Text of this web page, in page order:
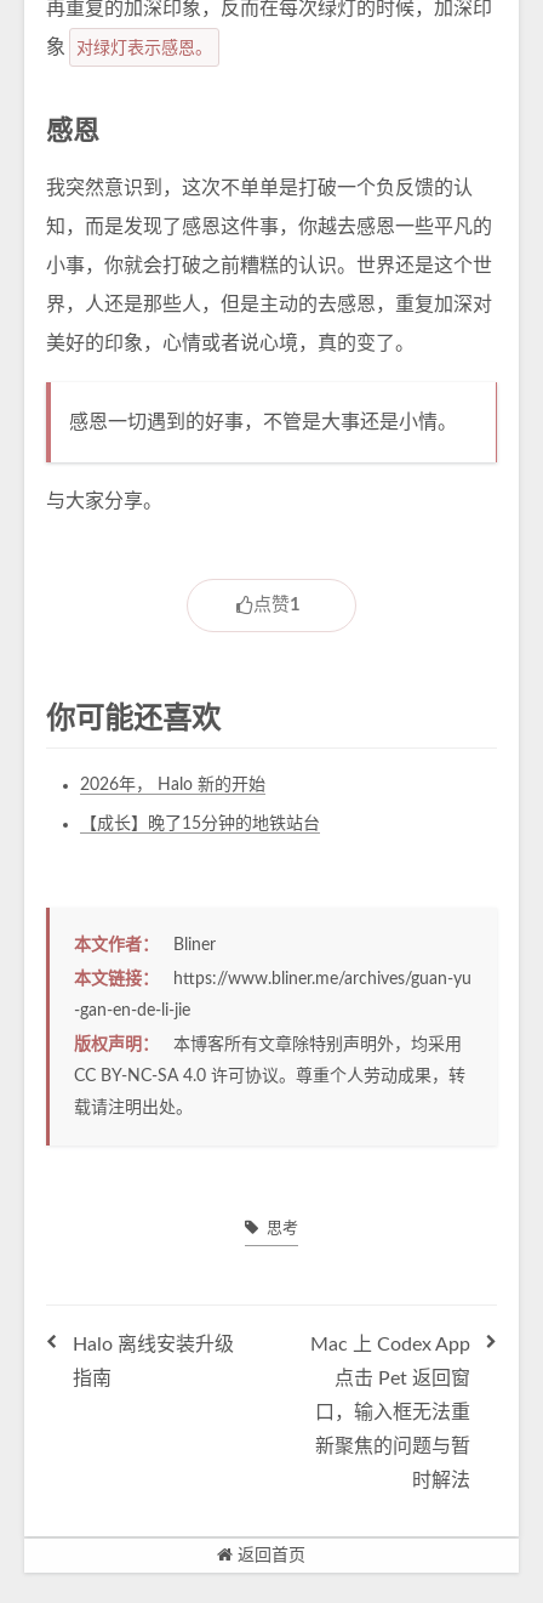
再重复的加深印象，反而在每次绿灯的时候，加深印
象
对绿灯表示感恩。
感恩
我突然意识到，这次不单单是打破一个负反馈的认
知，而是发现了感恩这件事，你越去感恩一些平凡的
小事，你就会打破之前糟糕的认识。世界还是这个世
界，人还是那些人，但是主动的去感恩，重复加深对
美好的印象，心情或者说心境，真的变了。
感恩一切遇到的好事，不管是大事还是小情。
与大家分享。
点赞1
你可能还喜欢
2026年， Halo 新的开始
【成长】晚了15分钟的地铁站台
本文作者：
Bliner
本文链接：
https://www.bliner.me/archives/guan-yu
-gan-en-de-li-jie
版权声明：
本博客所有文章除特别声明外，均采用
CC BY-NC-SA 4.0 许可协议。尊重个人劳动成果，转
载请注明出处。
思考
Halo 离线安装升级
指南
Mac 上 Codex App
点击 Pet 返回窗
口，输入框无法重
新聚焦的问题与暂
时解法
返回首页